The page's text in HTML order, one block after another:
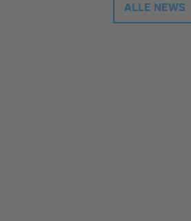
ALLE NEWS